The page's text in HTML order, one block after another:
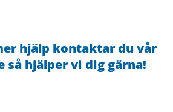
hjälp kontaktar du vår
så hjälper vi dig gärna!